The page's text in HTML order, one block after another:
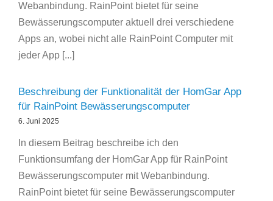
Webanbindung. RainPoint bietet für seine
Bewässerungscomputer aktuell drei verschiedene
Apps an, wobei nicht alle RainPoint Computer mit
jeder App [...]
Beschreibung der Funktionalität der HomGar App
für RainPoint Bewässerungscomputer
6. Juni 2025
In diesem Beitrag beschreibe ich den
Funktionsumfang der HomGar App für RainPoint
Bewässerungscomputer mit Webanbindung.
RainPoint bietet für seine Bewässerungscomputer